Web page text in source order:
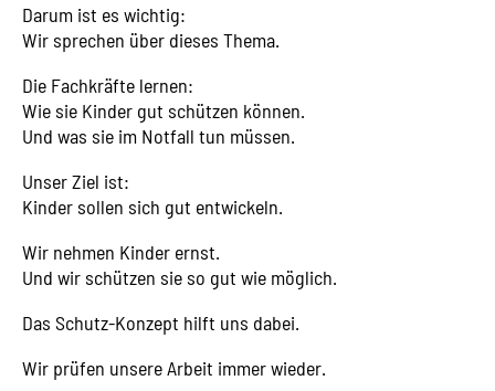
Darum ist es wichtig:
Wir sprechen über dieses Thema.
Die Fachkräfte lernen:
Wie sie Kinder gut schützen können.
Und was sie im Notfall tun müssen.
Unser Ziel ist:
Kinder sollen sich gut entwickeln.
Wir nehmen Kinder ernst.
Und wir schützen sie so gut wie möglich.
Das Schutz-Konzept hilft uns dabei.
Wir prüfen unsere Arbeit immer wieder.